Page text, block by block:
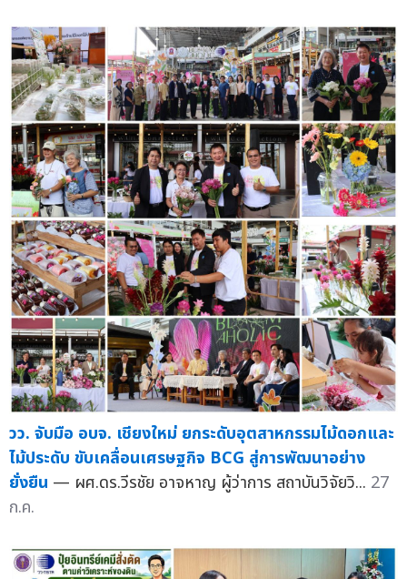
วว. จับมือ อบจ. เชียงใหม่ ยกระดับอุตสาหกรรมไม้ดอกและ
ไม้ประดับ ขับเคลื่อนเศรษฐกิจ BCG สู่การพัฒนาอย่าง
ยั่งยืน — ผศ.ดร.วีรชัย อาจหาญ ผู้ว่าการ สถาบันวิจัยวิ... 27
ก.ค.